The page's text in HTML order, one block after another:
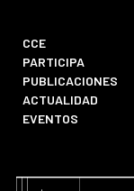
CCE
PARTICIPA
PUBLICACIONES
ACTUALIDAD
EVENTOS